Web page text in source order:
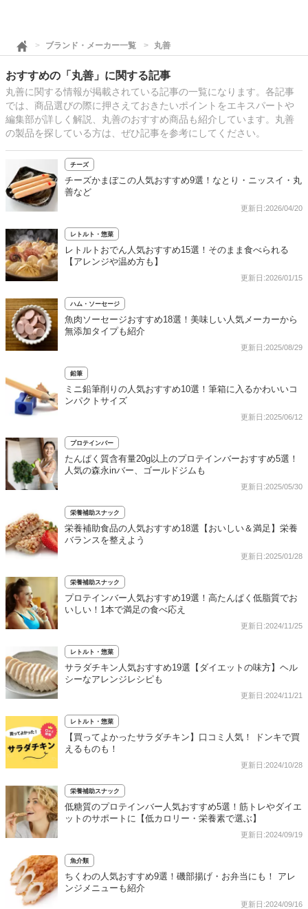
ブランド・メーカー一覧 丸善
おすすめの「丸善」に関する記事
丸善に関する情報が掲載されている記事の一覧になります。各記事
では、商品選びの際に押さえておきたいポイントをエキスパートや
編集部が詳しく解説、丸善のおすすめ商品も紹介しています。丸善
の製品を探している方は、ぜひ記事を参考にしてください。
チーズ
チーズかまぼこの人気おすすめ9選！なとり・ニッスイ・丸
善など
更新日:2026/04/20
レトルト・惣菜
レトルトおでん人気おすすめ15選！そのまま食べられる
【アレンジや温め方も】
更新日:2026/01/15
ハム・ソーセージ
魚肉ソーセージおすすめ18選！美味しい人気メーカーから
無添加タイプも紹介
更新日:2025/08/29
鉛筆
ミニ鉛筆削りの人気おすすめ10選！筆箱に入るかわいいコ
ンパクトサイズ
更新日:2025/06/12
プロテインバー
たんぱく質含有量20g以上のプロテインバーおすすめ5選！
人気の森永inバー、ゴールドジムも
更新日:2025/05/30
栄養補助スナック
栄養補助食品の人気おすすめ18選【おいしい＆満足】栄養
バランスを整えよう
更新日:2025/01/28
栄養補助スナック
プロテインバー人気おすすめ19選！高たんぱく低脂質でお
いしい！1本で満足の食べ応え
更新日:2024/11/25
レトルト・惣菜
サラダチキン人気おすすめ19選【ダイエットの味方】ヘル
シーなアレンジレシピも
更新日:2024/11/21
レトルト・惣菜
【買ってよかったサラダチキン】口コミ人気！ ドンキで買
えるものも！
更新日:2024/10/28
栄養補助スナック
低糖質のプロテインバー人気おすすめ5選！筋トレやダイエ
ットのサポートに【低カロリー・栄養素で選ぶ】
更新日:2024/09/19
魚介類
ちくわの人気おすすめ9選！磯部揚げ・お弁当にも！ アレ
ンジメニューも紹介
更新日:2024/09/16